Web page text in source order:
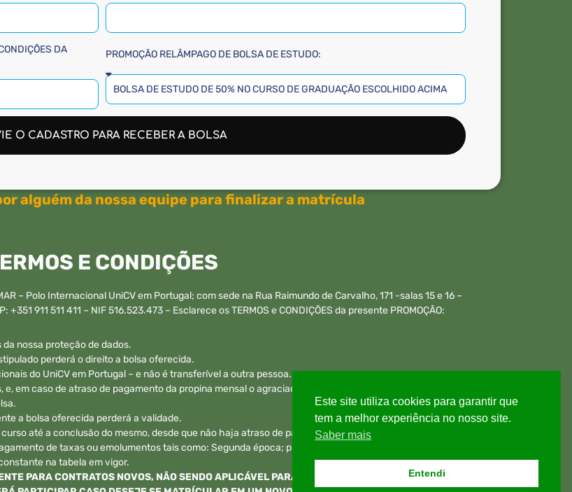
DA
PROMOÇÃO RELÂMPAGO DE BOLSA DE ESTUDO:
O CADASTRO PARA RECEBER A BOLSA
alguém da nossa equipe para finalizar a matrícula
E CONDIÇÕES
– Polo Internacional UniCV em Portugal; com sede na Rua Raimundo de Carvalho, 171 -salas 15 e 16 –
911 511 411 – NIF 516.523.473 – Esclarece os TERMOS e CONDIÇÕES da presente PROMOÇÃO:
nossa proteção de dados.
perderá o direito a bolsa oferecida.
do UniCV em Portugal – e não é transferível a outra pessoa.
em caso de atraso de pagamento da propina mensal o agraciado perderá imediatamente o direito a bolsa e
a bolsa oferecida perderá a validade.
até a conclusão do mesmo, desde que não haja atraso de pagamento.
de taxas ou emolumentos tais como: Segunda época; prova substitutiva; dependência de matéria,
na tabela em vigor.
PARA CONTRATOS NOVOS, NÃO SENDO APLICÁVEL PARA CONTRATOS EM VIGOR E ALUNOS EM
Este site utiliza cookies para garantir que
tem a melhor experiência no nosso site.
Saber mais
Entendi